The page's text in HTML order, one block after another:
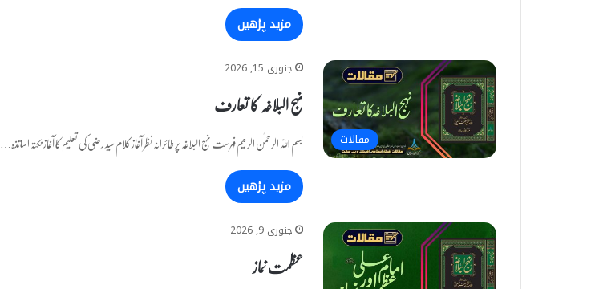
مزید پڑھیں
مقالات
جنوری 15, 2026
نہج البلاغہ کا تعارف
بسم اللّٰہ الرحمٰن الرحیم فہرست نہج البلاغہ پر طائرانہ نظر آغاز کلام سید رضی کی تعلیم کا آغاز نکتہ اساتذہ…
مزید پڑھیں
جنوری 9, 2026
عظمت نماز